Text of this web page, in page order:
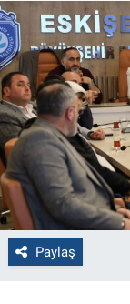
Paylaş
Alış-Veriş/
Kültür
Politika
Bilecik
Kütahya
Gezi
Genel